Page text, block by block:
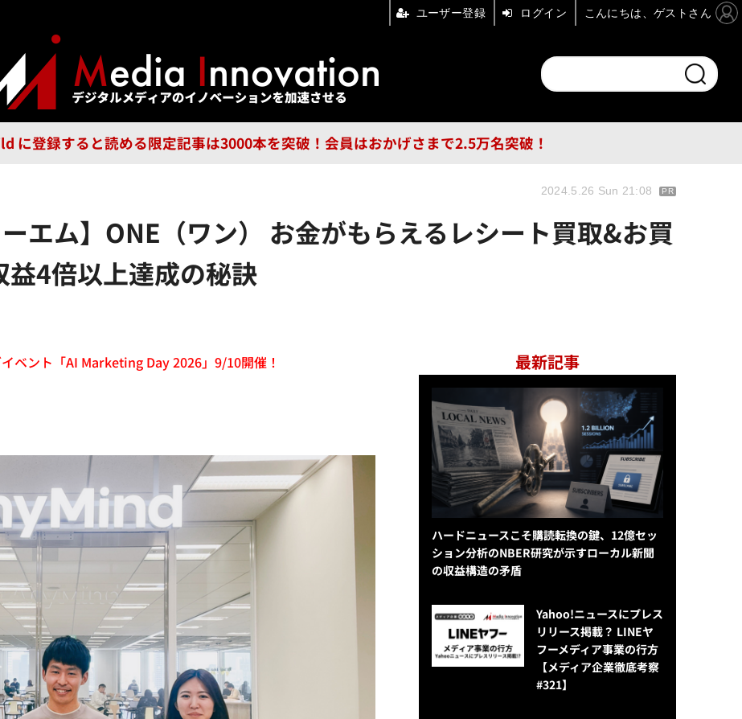
に登録すると読める限定記事は3000本を突破！会員はおかげさまで2.5万名突破！
ジー 広告 企業 特集 ブランドチャンネル
フォーエム その他
エム】ONE（ワン） お金がもらえるレシート買取&お買
4倍以上達成の秘訣
2024.5.26 Sun 21:08 PR
ベント「AI Marketing Day 2026」9/10開催！ 最新記事
ハードニュースこそ購読転換の鍵、12億セッ
ション分析のNBER研究が示すローカル新聞
の収益構造の矛盾
Yahoo!ニュースにプレス
リリース掲載？ LINEヤ
フーメディア事業の行方
【メディア企業徹底考察
#321】
ユーザー登録 ログイン こんにちは、ゲストさん